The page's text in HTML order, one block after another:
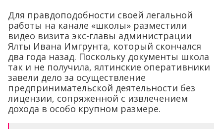
Для правдоподобности своей легальной
работы на канале «школы» разместили
видео визита экс-главы администрации
Ялты Ивана Имгрунта, который скончался
два года назад. Поскольку документы школа
так и не получила, ялтинские оперативники
завели дело за осуществление
предпринимательской деятельности без
лицензии, сопряженной с извлечением
дохода в особо крупном размере.